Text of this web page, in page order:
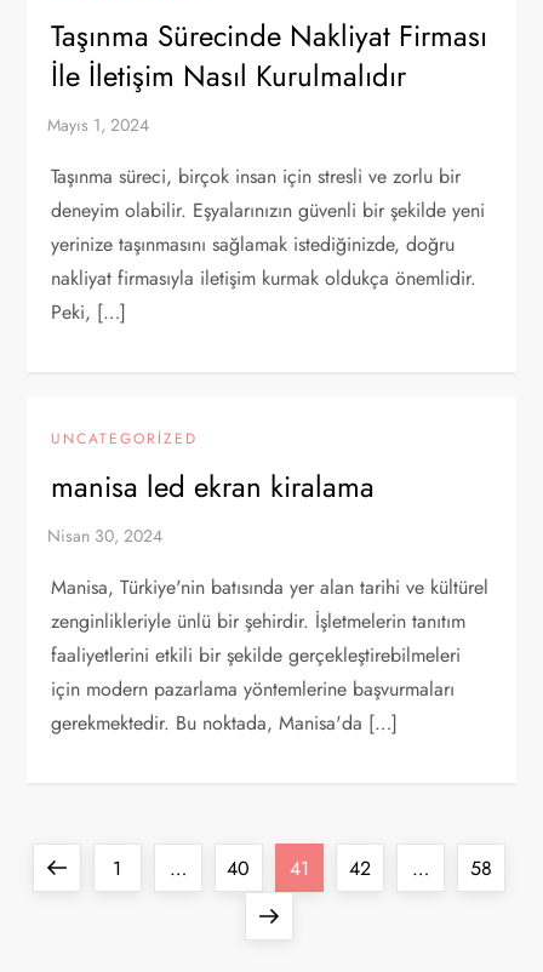
Taşınma Sürecinde Nakliyat Firması
İle İletişim Nasıl Kurulmalıdır
Taşınma süreci, birçok insan için stresli ve zorlu bir
deneyim olabilir. Eşyalarınızın güvenli bir şekilde yeni
yerinize taşınmasını sağlamak istediğinizde, doğru
nakliyat firmasıyla iletişim kurmak oldukça önemlidir.
Peki, […]
UNCATEGORIZED
manisa led ekran kiralama
Manisa, Türkiye'nin batısında yer alan tarihi ve kültürel
zenginlikleriyle ünlü bir şehirdir. İşletmelerin tanıtım
faaliyetlerini etkili bir şekilde gerçekleştirebilmeleri
için modern pazarlama yöntemlerine başvurmaları
gerekmektedir. Bu noktada, Manisa'da […]
Y PreviousPage
1 … Page
40 Page
41 Page
42 … Page
58
Next